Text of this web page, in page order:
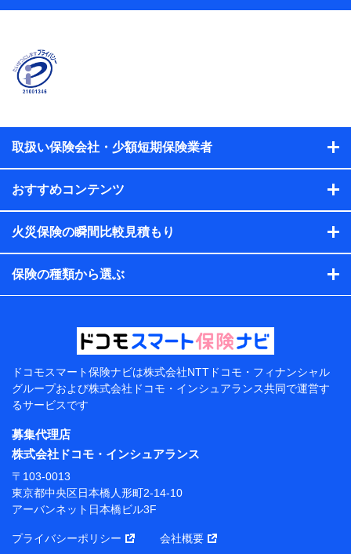
株式会社NTTドコモ
当社又は株式会社NTTドコモが提供する保険関連サービスに
おけるユーザ登録受付および管理のため
当社又は株式会社NTTドコモと取引のあるもしくは委託を受
れらに付帯、関連する当社、株式会社NTTドコモおよび提携
会社のサービスを案内、提供するため
析して、お客さまの趣味・嗜好・傾向に応じたサービス・商
各種セミナーの開催のため
コンサルティングサービスの実施のため
アンケートやキャンペーン等の実施のため
上記に係る案内・手続き・管理等付帯業務を行うため
当該個人データを取り扱う各共同利用者（詳細は次のと
東京都千代田区永田町2丁目11番1号 山王パークタワー
株式会社NTTドコモ 代表取締役社長 前田 義晃
東京都中央区日本橋人形町2-14-10 アーバンネット日
本橋ビル 3F
長 吉村 忠義
※ 当社および株式会社NTTドコモは、お客さまの情報
ソナルデータ憲章」に定める行動原則を順守します 。
取扱い保険会社・少額短期保険業者
おすすめコンテンツ
火災保険の瞬間比較見積もり
保険の種類から選ぶ
ドコモスマート保険ナビは株式会社NTTドコモ・フィナンシャル
グループおよび株式会社ドコモ・インシュアランス共同で運営す
るサービスです
募集代理店
株式会社ドコモ・インシュアランス
〒103-0013
東京都中央区日本橋人形町2-14-10
アーバンネット日本橋ビル3F
プライバシーポリシー 会社概要